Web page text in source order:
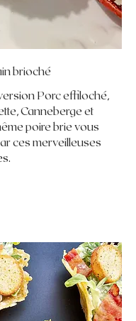
brioché
Porc effiloché,
Canneberge et
poire brie vous
ces merveilleuses